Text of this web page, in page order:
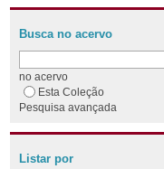
Busca no acervo
no acervo
Esta Coleção
Pesquisa avançada
Listar por